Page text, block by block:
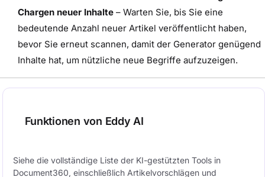
Chargen neuer Inhalte – Warten Sie, bis Sie eine
bedeutende Anzahl neuer Artikel veröffentlicht haben,
bevor Sie erneut scannen, damit der Generator genügend
Inhalte hat, um nützliche neue Begriffe aufzuzeigen.
Funktionen von Eddy AI
Siehe die vollständige Liste der KI-gestützten Tools in
Document360, einschließlich Artikelvorschlägen und